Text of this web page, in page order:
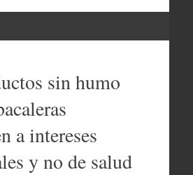
sin humo
a intereses
y no de salud